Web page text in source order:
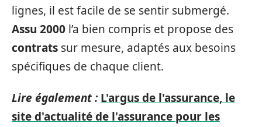
lignes, il est facile de se sentir submergé.
Assu 2000 l’a bien compris et propose des
contrats sur mesure, adaptés aux besoins
spécifiques de chaque client.
Lire également : L'argus de l'assurance, le
site d'actualité de l'assurance pour les